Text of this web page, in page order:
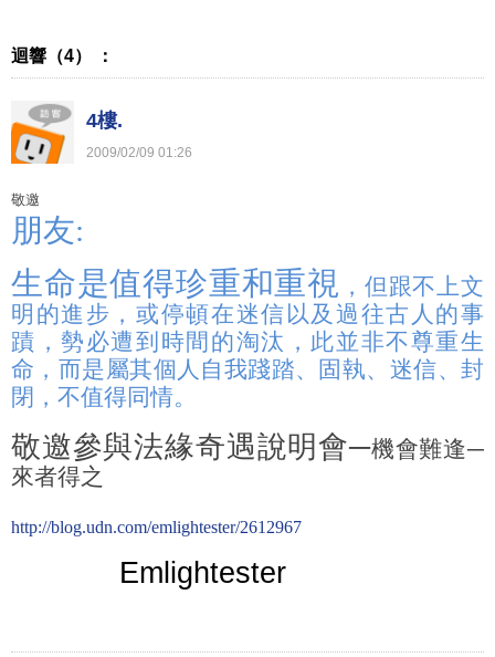
迴響（4） ：
4樓.
2009/02/09 01:26
敬邀
朋友:
生命是值得珍重和重視 ，但跟不上文
明的進步，或停頓在迷信以及過往古人的事
蹟，勢必遭到時間的淘汰，此並非不尊重生
命，而是屬其個人自我踐踏、固執、迷信、封
閉，不值得同情。
敬邀參與法緣奇遇說明會─機會難逢─
來者得之
http://blog.udn.com/emlightester/2612967
Emlightester